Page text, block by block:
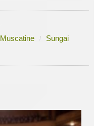
Muscatine
Sungai